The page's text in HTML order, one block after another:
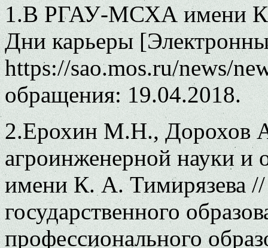
1.В РГАУ-МСХА имени
Дни карьеры
https://sao.mos.ru/news/
обращения: 19.04.2018.
2.Ерохин М.Н., Дорохов
агроинженерной науки
имени К. А. Тимирязева
государственного
профессионального